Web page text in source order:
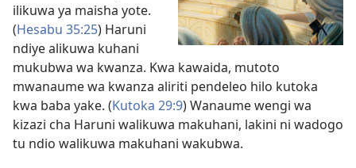
ilikuwa ya maisha yote.
(Hesabu 35:25) Haruni
ndiye alikuwa kuhani
mukubwa wa kwanza. Kwa kawaida, mutoto
mwanaume wa kwanza aliriti pendeleo hilo kutoka
kwa baba yake. (Kutoka 29:9) Wanaume wengi wa
kizazi cha Haruni walikuwa makuhani, lakini ni wadogo
tu ndio walikuwa makuhani wakubwa.